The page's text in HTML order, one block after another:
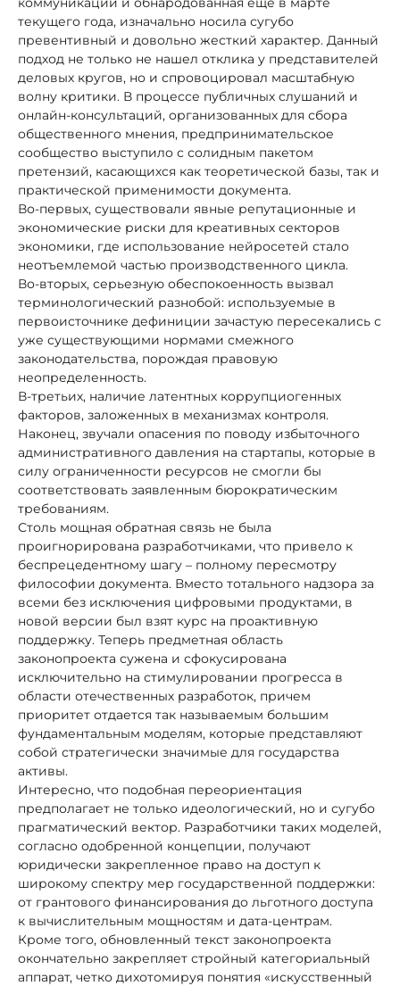
текущего года, изначально носила сугубо
превентивный и довольно жесткий характер. Данный
подход не только не нашел отклика у представителей
деловых кругов, но и спровоцировал масштабную
волну критики. В процессе публичных слушаний и
онлайн-консультаций, организованных для сбора
общественного мнения, предпринимательское
сообщество выступило с солидным пакетом
претензий, касающихся как теоретической базы, так и
практической применимости документа.
Во-первых, существовали явные репутационные и
экономические риски для креативных секторов
экономики, где использование нейросетей стало
неотъемлемой частью производственного цикла.
Во-вторых, серьезную обеспокоенность вызвал
терминологический разнобой: используемые в
первоисточнике дефиниции зачастую пересекались с
уже существующими нормами смежного
законодательства, порождая правовую
неопределенность.
В-третьих, наличие латентных коррупциогенных
факторов, заложенных в механизмах контроля.
Наконец, звучали опасения по поводу избыточного
административного давления на стартапы, которые в
силу ограниченности ресурсов не смогли бы
соответствовать заявленным бюрократическим
требованиям.
Столь мощная обратная связь не была
проигнорирована разработчиками, что привело к
беспрецедентному шагу – полному пересмотру
философии документа. Вместо тотального надзора за
всеми без исключения цифровыми продуктами, в
новой версии был взят курс на проактивную
поддержку. Теперь предметная область
законопроекта сужена и сфокусирована
исключительно на стимулировании прогресса в
области отечественных разработок, причем
приоритет отдается так называемым большим
фундаментальным моделям, которые представляют
собой стратегически значимые для государства
активы.
Интересно, что подобная переориентация
предполагает не только идеологический, но и сугубо
прагматический вектор. Разработчики таких моделей,
согласно одобренной концепции, получают
юридически закрепленное право на доступ к
широкому спектру мер государственной поддержки:
от грантового финансирования до льготного доступа
к вычислительным мощностям и дата-центрам.
Кроме того, обновленный текст законопроекта
окончательно закрепляет стройный категориальный
аппарат, четко дихотомируя понятия «искусственный